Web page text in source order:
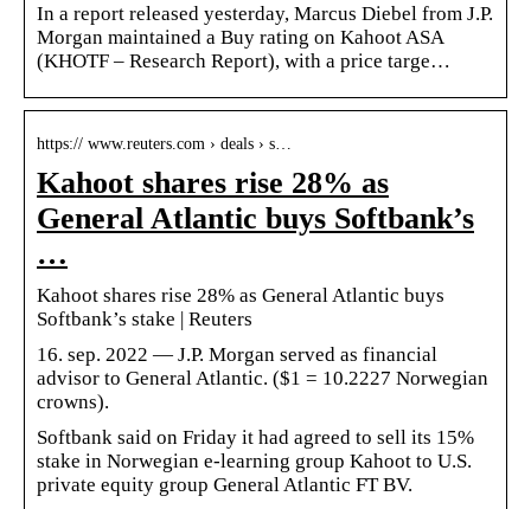
In a report released yesterday, Marcus Diebel from J.P.
Morgan maintained a Buy rating on Kahoot ASA
(KHOTF – Research Report), with a price targe…
https:// www.reuters.com › deals › s…
Kahoot shares rise 28% as
General Atlantic buys Softbank’s
…
Kahoot shares rise 28% as General Atlantic buys
Softbank’s stake | Reuters
16. sep. 2022 — J.P. Morgan served as financial
advisor to General Atlantic. ($1 = 10.2227 Norwegian
crowns).
Softbank said on Friday it had agreed to sell its 15%
stake in Norwegian e-learning group Kahoot to U.S.
private equity group General Atlantic FT BV.